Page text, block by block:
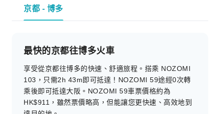
京都 - 博多
最快的京都往博多火車
享受從京都往博多的快速、舒適旅程。搭乘 NOZOMI
103，只需2h 43m即可抵達！NOZOMI 59途經0次轉
乘後即可抵達大阪。NOZOMI 59車票價格約為
HK$911，雖然票價略高，但能讓您更快速、高效地到